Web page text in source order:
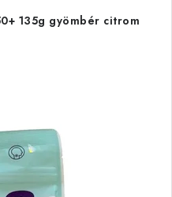
135g gyömbér citrom